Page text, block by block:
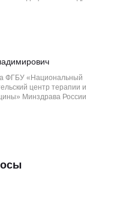
ФГБУ «Национальный
центр терапии и
Минздрава России